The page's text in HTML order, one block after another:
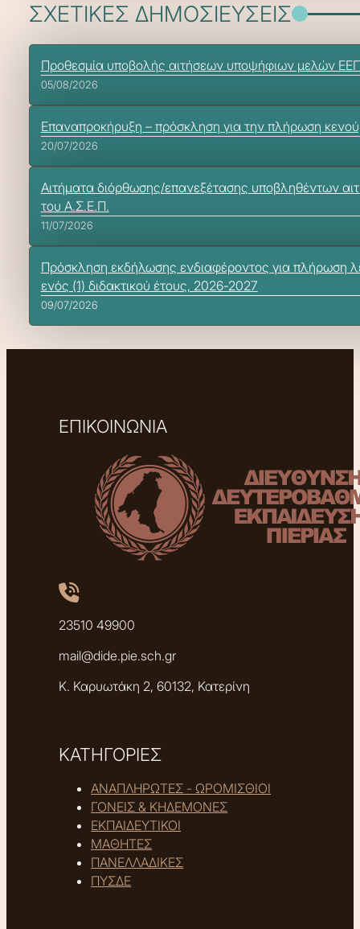
ΣΧΕΤΙΚΕΣ ΔΗΜΟΣΙΕΥΣΕΙΣ
Προθεσμία υποβολής αιτήσεων υποψήφιων μελών ΕΕΠ-
05/08/2026
Επαναπροκήρυξη – πρόσκληση για την πλήρωση
20/07/2026
Αιτήματα διόρθωσης/επανεξέτασης υποβληθέντων
του Α.Σ.Ε.Π.
11/07/2026
Πρόσκληση εκδήλωσης ενδιαφέροντος για πλήρωση
ενός (1) διδακτικού έτους, 2026-2027
09/07/2026
ΕΠΙΚΟΙΝΩΝΙΑ
23510 49900
mail@dide.pie.sch.gr
Κ. Καρυωτάκη 2, 60132, Κατερίνη
ΚΑΤΗΓΟΡΙΕΣ
ΑΝΑΠΛΗΡΩΤΕΣ - ΩΡΟΜΙΣΘΙΟΙ
ΓΟΝΕΙΣ & ΚΗΔΕΜΟΝΕΣ
ΕΚΠΑΙΔΕΥΤΙΚΟΙ
ΜΑΘΗΤΕΣ
ΠΑΝΕΛΛΑΔΙΚΕΣ
ΠΥΣΔΕ